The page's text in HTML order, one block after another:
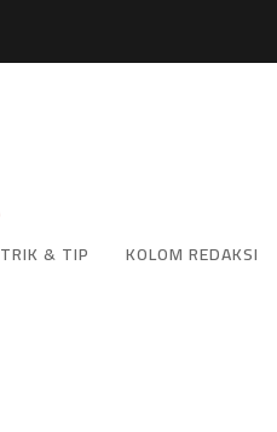
TRIK & TIP KOLOM REDAKSI